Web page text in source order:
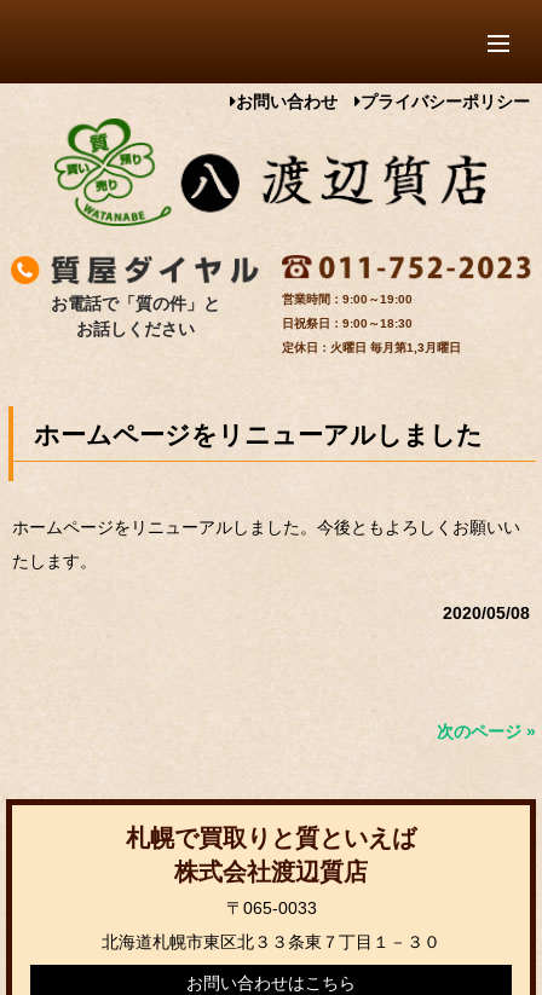
お問い合わせ プライバシーポリシー
お電話で「質の件」と
お話しください
9:00～19:00
9:00～18:30
定休日：火曜日 毎月第1,3月曜日
ホームページをリニューアルしました
ホームページをリニューアルしました。今後ともよろしくお願いい
たします。
2020/05/08
次のページ »
札幌で買取りと質といえば
株式会社渡辺質店
〒065-0033
北海道札幌市東区北３３条東７丁目１－３０
お問い合わせはこちら